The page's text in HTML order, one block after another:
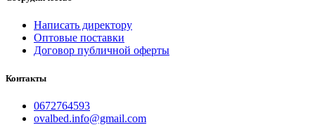
Написать директору
Оптовые поставки
Договор публичной оферты
Контакты
0672764593
ovalbed.info@gmail.com